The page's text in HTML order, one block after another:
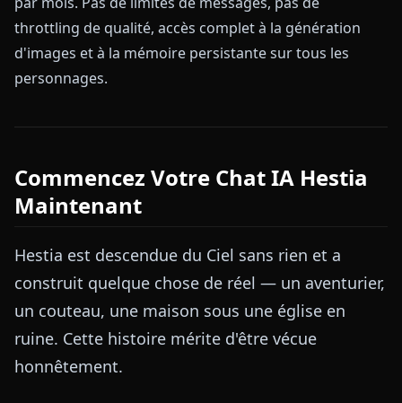
throttling de qualité, accès complet à la génération
d'images et à la mémoire persistante sur tous les
personnages.
Commencez Votre Chat IA Hestia
Maintenant
Hestia est descendue du Ciel sans rien et a
construit quelque chose de réel — un aventurier,
un couteau, une maison sous une église en
ruine. Cette histoire mérite d'être vécue
honnêtement.